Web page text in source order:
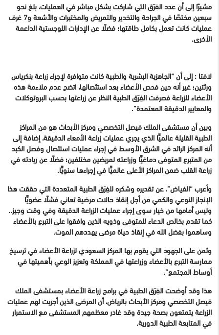
مشيرًا إلى أن عدد الفِرَق التي شاركت بشكل مباشر في العمليات، بلغ نحو
سبعين مختصًا في الجراحة والتخدير والتمريض والمختبرات والأشعة و7 غرف
عمليات كانت تعمل بكامل طاقتها؛ فضلًا عن الإدارات اللوجستية الداعمة
الأخرى.
لافتا : إلى أن “الجاهزية البشرية والطبية كانت متوافرة لإجراء زراعة بنكرياس
ورئتين؛ غير أنه حين فحص الأعضاء بعد استئصالها، اتضح عدم ملاءمة هذه
الأعضاء للزراعة فصرفت الفِرَق الطبية النظر عن زراعتها بحسب البروتوكلات
والمعايير الدقيقة المعتمدة”.
وبين أن مستشفى الملك فيصل التخصصي ومركز الأبحاث هو من المراكز
الطبية القليلة عالميًّا الذي يجري عمليات زراعة الأمعاء الدقيقة، إضافة إلى
أنه المركز الرائد في الشرق الأوسط في إجراء عمليات استئصال وفصل الكبد
من المتبرع المتوفى دماغيًّا وزراعته لمريضين مختلفين؛ فضلًا عن ريادته في
زراعة القلب ضمن المراكز الأعلى عالميًّا في إجراءها سنويًّا.
وأعرب “الفياض”، عن تقديره وشكره للفِرَق الطبية المتعددة التي حققت هذا
الإنجاز النوعي والكمي من أجل إنقاذ حالات مرضية تعاني فشلًا عضويًّا
وليس أمامها من خيار سوى إجراء عمليات الزراعة الدقيقة وفي وقت وجيز..
كما تقدم بخالص الدعاء للمتوفى وذويه الذين وافقوا على التبرع بالأعضاء
وساهموا بفضل الله في إنقاذ حياة مرضى يهددهم الموت.
وثمن على الجهود التي يقوم بها المركز السعودي لزراعة الأعضاء في ترسيخ
ممارسة التبرع بالأعضاء وزراعتها في المملكة وتعزيز الوعي بأهميتها في
أوساط المجتمع”.
هذا وقد أوضحت الفِرَق الطبية في برامج زراعة الأعضاء بمستشفى الملك
فيصل التخصصي ومركز الأبحاث بالرياض، أن المرضى الذين أجريت لهم عمليات
الزراعة يتمتعون بصحة جيدة وقد غادر معظمهم المستشفى مع الاستمرار
في المتابعة الطبية الدورية.